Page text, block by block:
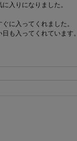
入りになりました。
に入ってくれました。
も入ってくれています。